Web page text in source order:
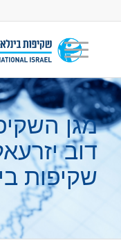
מגן
דוב
שקיפות